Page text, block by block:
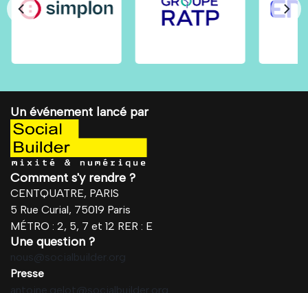
Un événement lancé par
Comment s'y rendre ?
CENTQUATRE, PARIS
5 Rue Curial, 75019 Paris
MÉTRO : 2, 5, 7 et 12 RER : E
Une question ?
nous@socialbuilder.org
Presse
antoine.gelot@socialbuilder.org